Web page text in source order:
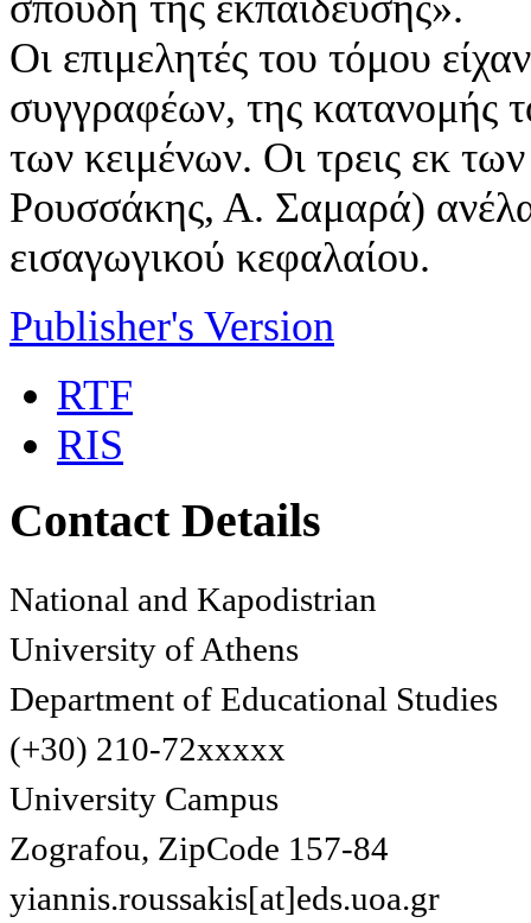
Οι επιμελητές του τόμου
συγγραφέων, της κατανομής
των κειμένων. Οι τρεις εκ
Ρουσσάκης, Α. Σαμαρά)
εισαγωγικού κεφαλαίου.
Publisher's Version
RTF
RIS
Contact Details
National and Kapodistrian
University of Athens
Department of Educational Studies
(+30) 210-72xxxxx
University Campus
Zografou, ZipCode 157-84
yiannis.roussakis[at]eds.uoa.gr